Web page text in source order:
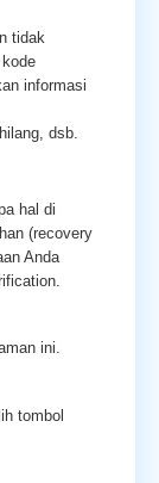
tidak
informasi
dsb.
hal di
(recovery
Anda
ini.
tombol